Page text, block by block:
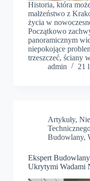
Historia, która
małżeństwo z
życia w
Początkowo
panoramicznym
niepokojące
trzeszczeć, ściany
admin
21
Artykuły,
Budowlany,
Ekspert
Ukrytymi Wadami